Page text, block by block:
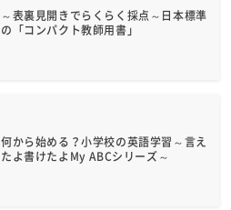
～表裏見開きでらくらく採点～日本標準
の「コンパクト教師用書」
何から始める？小学校の英語学習～言え
たよ書けたよMy ABCシリーズ～